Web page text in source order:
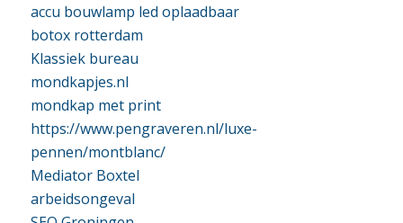
accu bouwlamp led oplaadbaar
botox rotterdam
Klassiek bureau
mondkapjes.nl
mondkap met print
https://www.pengraveren.nl/luxe-
pennen/montblanc/
Mediator Boxtel
arbeidsongeval